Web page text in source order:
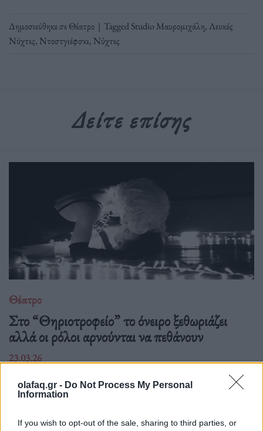
olafaq.gr - Do Not Process My Personal
Information
If you wish to opt-out of the sale, sharing to third parties, or
Δημοσιεύθηκε σεΘέατρο | TaggedStudio Μαυρομιχάλη,Λευκές
Νύχτες, Ντοστγιέφσκι, Νύχτες
Δείτε επίσης
Θέατρο
Στο “Θηριοτροφείο” το όνειρο ξεθωριάζει
αλλά οι ρόλοι αρνούνται να πεθάνουν
23.03.26
Ένα σπίτι γεμάτο ρόλους που δεν λένε να σβήσουν. Το
"Θηριοτροφείο" του Δημήτρη Τσεκούρα μετατρέπει το όνειρο